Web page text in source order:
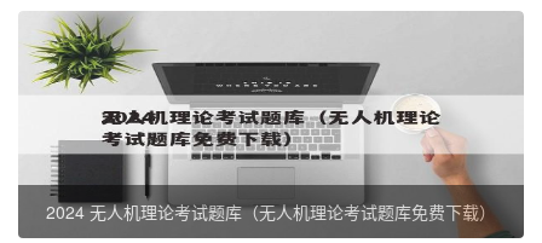
2024 无人机理论考试题库（无人机理论考试题库免费下载）